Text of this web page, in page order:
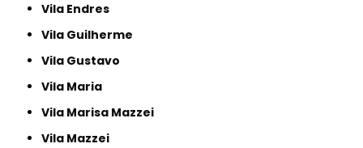
Vila Endres
Vila Guilherme
Vila Gustavo
Vila Maria
Vila Marisa Mazzei
Vila Mazzei